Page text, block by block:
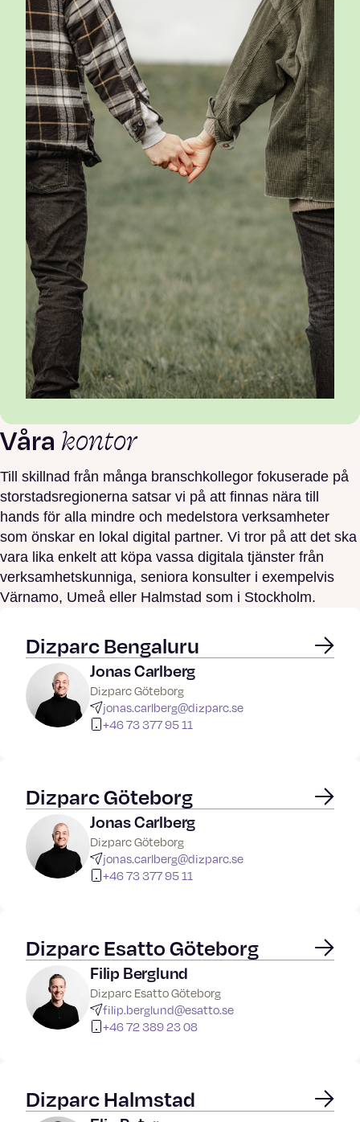
Våra kontor
Till skillnad från många branschkollegor fokuserade på
storstadsregionerna satsar vi på att finnas nära till
hands för alla mindre och medelstora verksamheter
som önskar en lokal digital partner. Vi tror på att det ska
vara lika enkelt att köpa vassa digitala tjänster från
verksamhetskunniga, seniora konsulter i exempelvis
Värnamo, Umeå eller Halmstad som i Stockholm.
Dizparc Bengaluru
Jonas Carlberg
Dizparc Göteborg
jonas.carlberg@dizparc.se
+46 73 377 95 11
Dizparc Göteborg
Jonas Carlberg
Dizparc Göteborg
jonas.carlberg@dizparc.se
+46 73 377 95 11
Dizparc Esatto Göteborg
Filip Berglund
Dizparc Esatto Göteborg
filip.berglund@esatto.se
+46 72 389 23 08
Dizparc Halmstad